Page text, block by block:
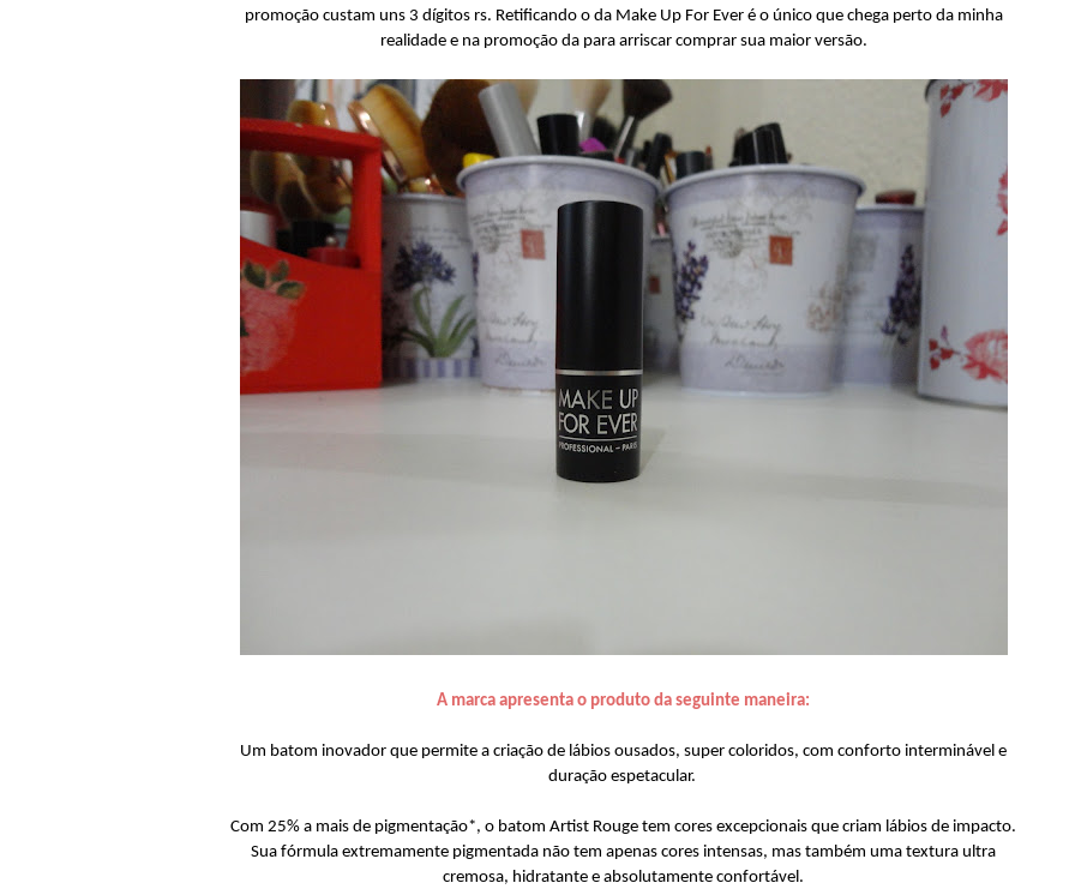
promoção custam uns 3 dígitos rs. Retificando o da Make Up For Ever é o único que chega perto da minha
realidade e na promoção da para arriscar comprar sua maior versão.
A marca apresenta o produto da seguinte maneira:
Um batom inovador que permite a criação de lábios ousados, super coloridos, com conforto interminável e
duração espetacular.
Com 25% a mais de pigmentação*, o batom Artist Rouge tem cores excepcionais que criam lábios de impacto.
Sua fórmula extremamente pigmentada não tem apenas cores intensas, mas também uma textura ultra
cremosa, hidratante e absolutamente confortável.